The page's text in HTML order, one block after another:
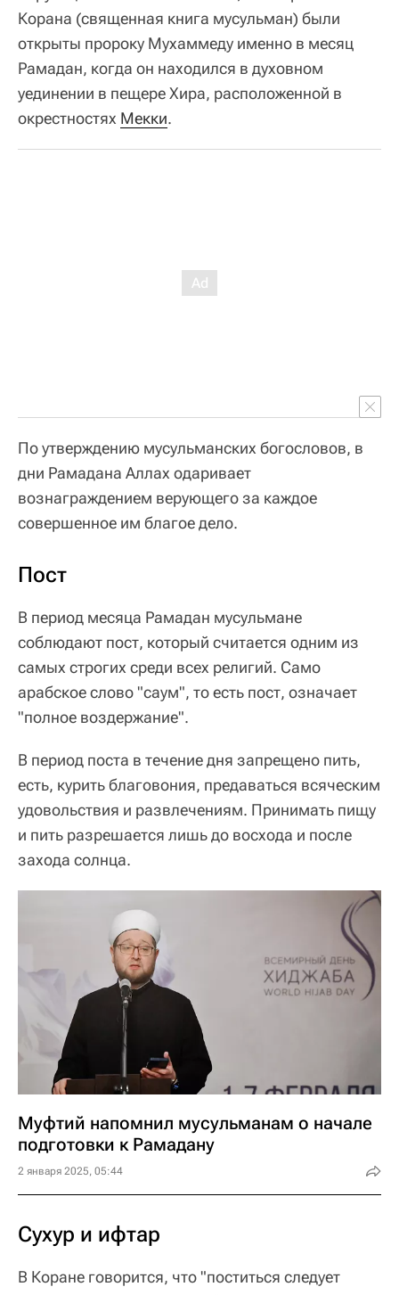
Корана (священная книга мусульман) были
открыты пророку Мухаммеду именно в месяц
Рамадан, когда он находился в духовном
уединении в пещере Хира, расположенной в
окрестностях Мекки.
По утверждению мусульманских богословов, в
дни Рамадана Аллах одаривает
вознаграждением верующего за каждое
совершенное им благое дело.
Пост
В период месяца Рамадан мусульмане
соблюдают пост, который считается одним из
самых строгих среди всех религий. Само
арабское слово "саум", то есть пост, означает
"полное воздержание".
В период поста в течение дня запрещено пить,
есть, курить благовония, предаваться всяческим
удовольствия и развлечениям. Принимать пищу
и пить разрешается лишь до восхода и после
захода солнца.
Муфтий напомнил мусульманам о начале
подготовки к Рамадану
2 января 2025, 05:44
Сухур и ифтар
В Коране говорится, что "поститься следует